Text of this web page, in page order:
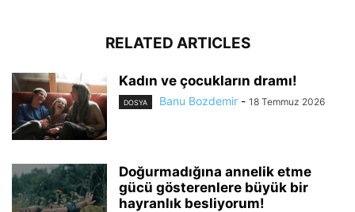
RELATED ARTICLES
Kadın ve çocukların dramı!
DOSYA Banu Bozdemir - 18 Temmuz 2026
Doğurmadığına annelik etme
gücü gösterenlere büyük bir
hayranlık besliyorum!